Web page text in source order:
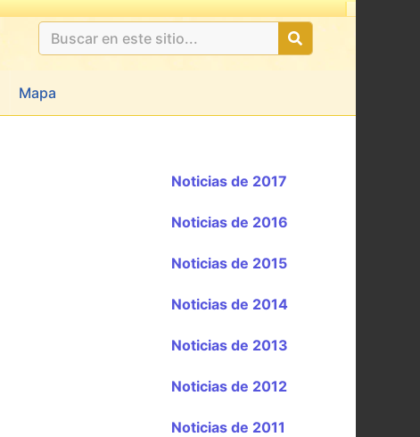
Mapa
Noticias de 2017
Noticias de 2016
Noticias de 2015
Noticias de 2014
Noticias de 2013
Noticias de 2012
Noticias de 2011